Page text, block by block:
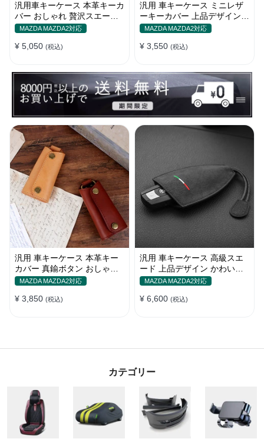
汎用車キーケース 本革キーカ
バー おしゃれ 贅沢スエード
格好良いデザイン
MAZDA MAZDA2対応
¥ 5,050 (税込)
汎用 車キーケース ミニレザ
ーキーカバー 上品デザイン
かわいい マカロン色
MAZDA MAZDA2対応
¥ 3,550 (税込)
汎用 車キーケース 本革キー
カバー 真鍮ボタン おしゃれ
シンプルデザイン
MAZDA MAZDA2対応
¥ 3,850 (税込)
汎用 車キーケース 高級スエ
ード 上品デザイン かわいい
傷 汚れ防止 高級 オシャレ キ
MAZDA MAZDA2対応
¥ 6,600 (税込)
カテゴリー